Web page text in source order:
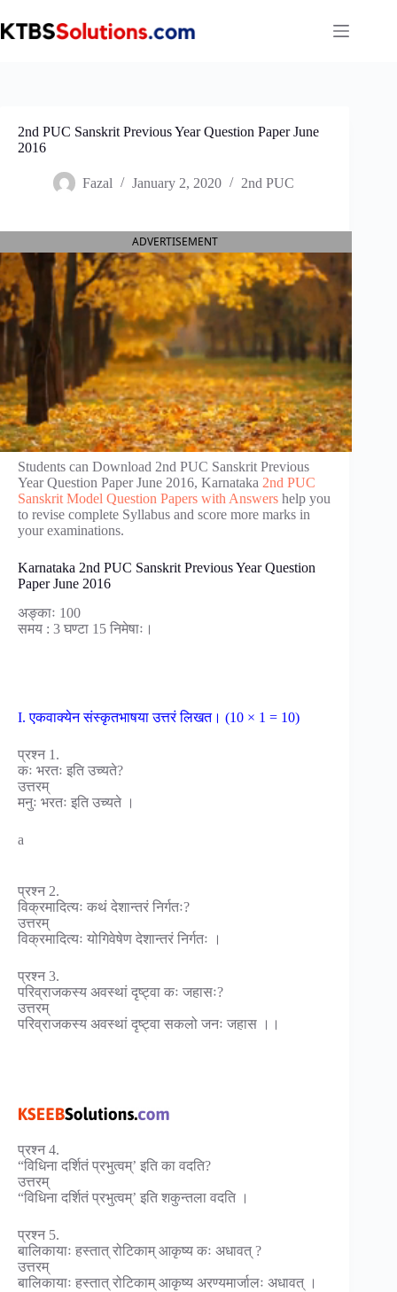
to
content
2nd PUC Sanskrit Previous Year Question Paper June
2016
Fazal January 2, 2020 2nd PUC
ADVERTISEMENT
Students can Download 2nd PUC Sanskrit Previous
Year Question Paper June 2016, Karnataka 2nd PUC
Sanskrit Model Question Papers with Answers help you
to revise complete Syllabus and score more marks in
your examinations.
Karnataka 2nd PUC Sanskrit Previous Year Question
Paper June 2016
अङ्काः 100
समय : 3 घण्टा 15 निमेषाः।
I. एकवाक्येन संस्कृतभाषया उत्तरं लिखत। (10 × 1 = 10)
प्रश्न 1.
कः भरतः इति उच्यते?
उत्तरम्
मनुः भरतः इति उच्यते ।
a
प्रश्न 2.
विक्रमादित्यः कथं देशान्तरं निर्गतः?
उत्तरम्
विक्रमादित्यः योगिवेषेण देशान्तरं निर्गतः ।
प्रश्न 3.
परिव्राजकस्य अवस्थां दृष्ट्वा कः जहासः?
उत्तरम्
परिव्राजकस्य अवस्थां दृष्ट्वा सकलो जनः जहास ।।
प्रश्न 4.
“विधिना दर्शितं प्रभुत्वम्’ इति का वदति?
उत्तरम्
“विधिना दर्शितं प्रभुत्वम्’ इति शकुन्तला वदति ।
प्रश्न 5.
बालिकायाः हस्तात् रोटिकाम् आकृष्य कः अधावत् ?
उत्तरम्
बालिकायाः हस्तात् रोटिकाम् आकृष्य अरण्यमार्जालः अधावत् ।